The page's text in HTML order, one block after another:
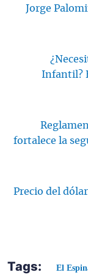
Jorge
Infantil?
fortalece la
Precio del
Tags: El